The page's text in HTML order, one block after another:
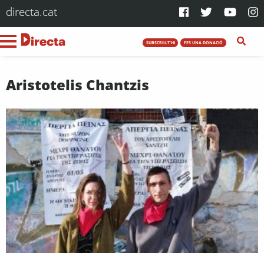
directa.cat
SUBSCRIU-T'HI FES UNA DONACIÓ
Aristotelis Chantzis